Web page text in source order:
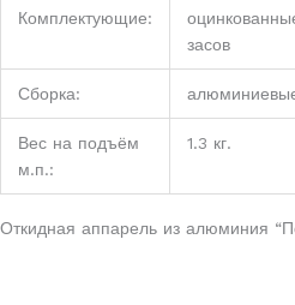
Комплектующие:
засов
Сборка:
Вес на подъём
м.п.:
1.3 кг.
Откидная аппарель из алюминия